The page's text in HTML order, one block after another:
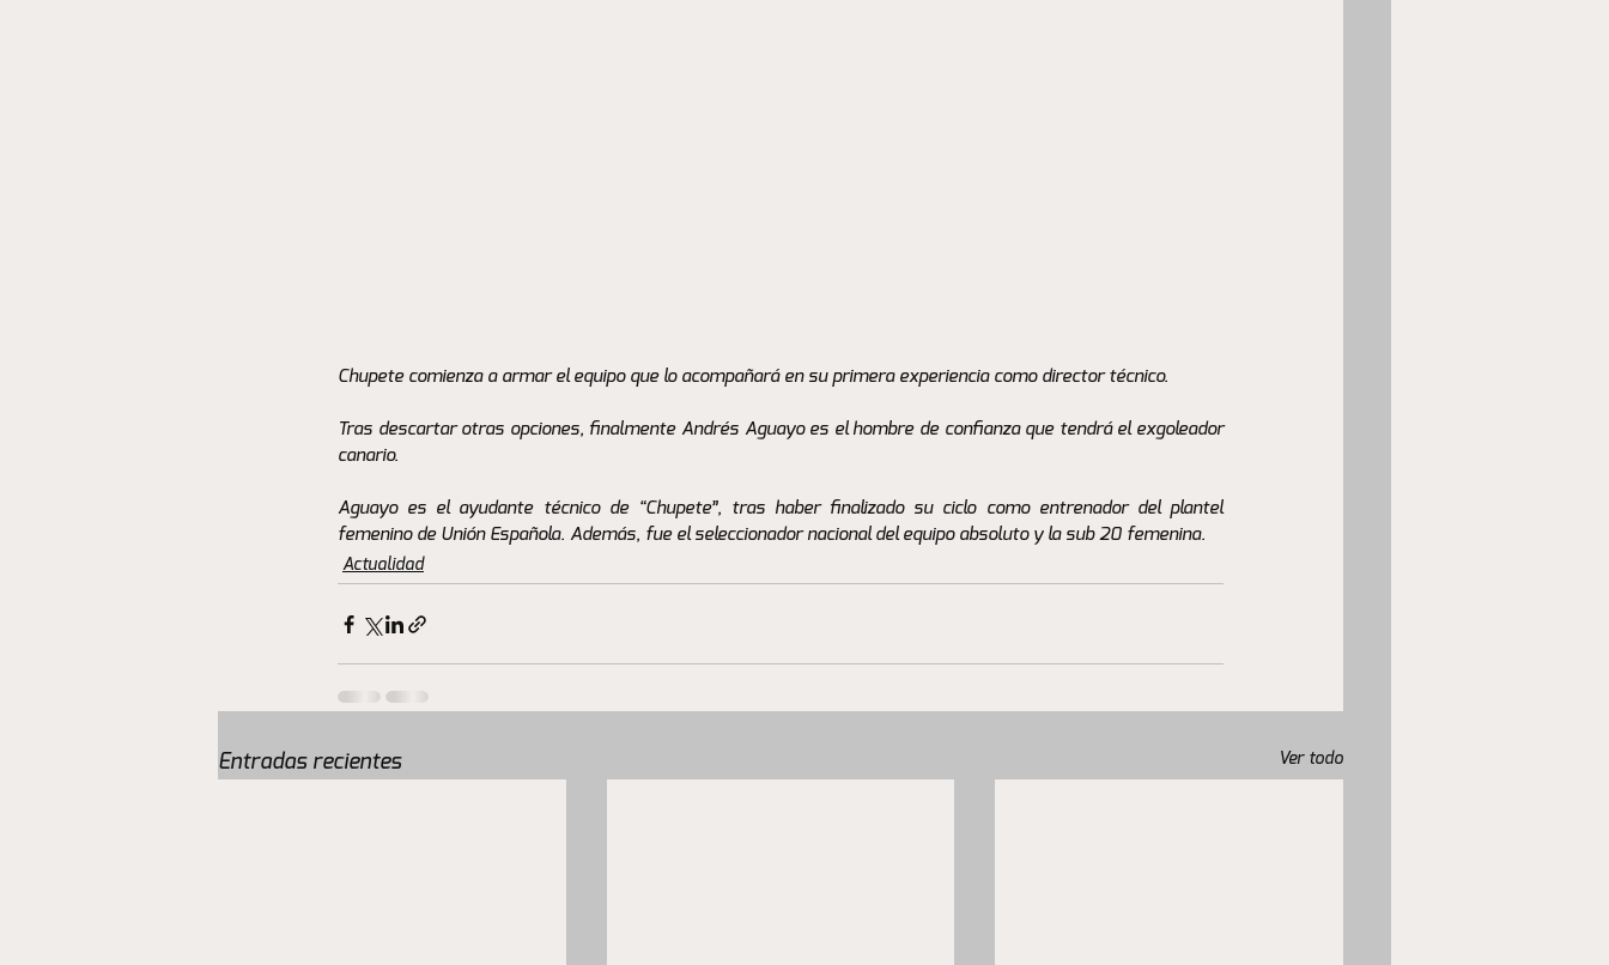
Chupete comienza a armar el equipo que lo acompañará en su primera experiencia como director técnico.
Tras descartar otras opciones, finalmente Andrés Aguayo es el hombre de confianza que tendrá el exgoleador
canario.
Aguayo es el ayudante técnico de “Chupete”, tras haber finalizado su ciclo como entrenador del plantel
femenino de Unión Española. Además, fue el seleccionador nacional del equipo absoluto y la sub 20 femenina.
Actualidad
Entradas recientes Ver todo